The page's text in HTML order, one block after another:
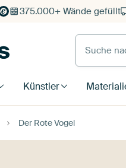
375.000+ Wände gefüllt
Suche
Künstler
Der Rote Vogel